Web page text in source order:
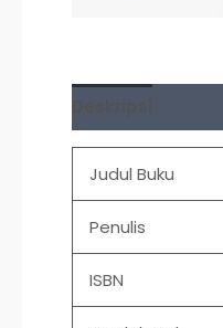
Deskripsi
Judul Buku
Penulis
ISBN